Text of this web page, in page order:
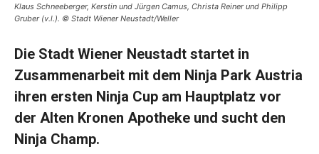
Klaus Schneeberger, Kerstin und Jürgen Camus, Christa Reiner und Philipp
Gruber (v.l.). © Stadt Wiener Neustadt/Weller
Die Stadt Wiener Neustadt startet in
Zusammenarbeit mit dem Ninja Park Austria
ihren ersten Ninja Cup am Hauptplatz vor
der Alten Kronen Apotheke und sucht den
Ninja Champ.